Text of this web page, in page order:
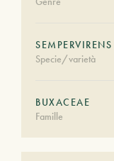
SEMPERVIRENS
Specie/varietà
BUXACEAE
Famille